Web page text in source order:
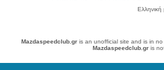
Mazdaspeedclub.gr is an unofficial site and is in
Mazdaspeedclub.gr is